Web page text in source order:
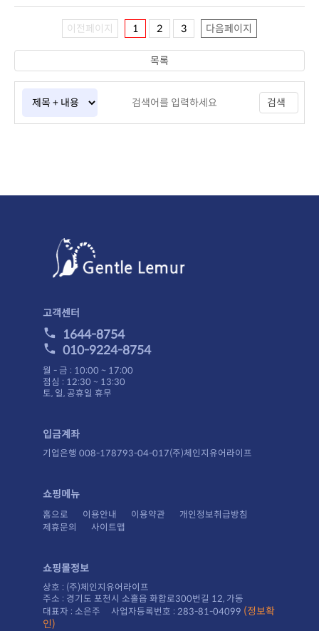
이전페이지 1 2 3 다음페이지
검색
목록
고객센터
1644-8754
010-9224-8754
월 - 금 : 10:00 ~ 17:00
점심 : 12:30 ~ 13:30
토, 일, 공휴일 휴무
입금계좌
기업은행 008-178793-04-017(주)체인지유어라이프
쇼핑메뉴
홈으로 이용안내 이용약관
개인정보취급방침
제휴문의
사이트맵
쇼핑몰정보
상호 : (주)체인지유어라이프
주소 : 경기도 포천시 소홀읍 화합로300번길 12, 가동
대표자 : 소은주 사업자등록번호 : 283-81-04099
인)